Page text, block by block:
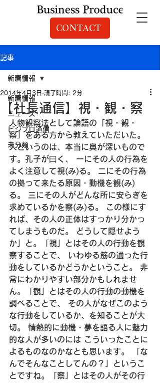
CONTACT
記事
新着情報
ニュース
ビジプロ通信
未分類
新着情報
【社長通信】視・観・察
2014年4月3日 読了時間: 2分
人物観察法として論語の「視・観・
察」をある方から教えていただいた。
人というのは、本当に奥が深いもので
す。 孔子が曰く、
一にその人の行為を
よく注意して視(み)る。
二にその行為
の拠って来たる原因・動機を観(み)
る。
三にその人がどんな所に安らぎを
求めているかを察(み)る。
この様にす
れば、その人の正体はすっかり分かっ
てしまうものだ。
どうして隠せよう
か」と。
「視」とはその人の行動を観
察することで、
いわゆる筋の通った行
動をしているかどうかということ。
非
常にわかりやすい部分かもしれませ
ん。
「観」とはその人の行動の動機を
調べることで、
その人がなぜこのよう
な行動をしているか、を知ることが大
切。
情熱的に動機・夢を語る人に魅力
的な人が多いのには こういったことに
よるものなのかなとも思います。
「な
んでそんなことしてんの？」というこ
とですね。
「察」とはその人がその行